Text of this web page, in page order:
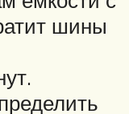
шины